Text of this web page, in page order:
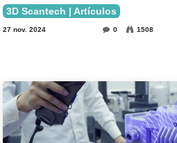
3D Scantech | Artículos
27 nov. 2024 0 1508